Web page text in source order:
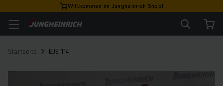
Willkommen im Jungheinrich Shop!
Startseite EJE 114